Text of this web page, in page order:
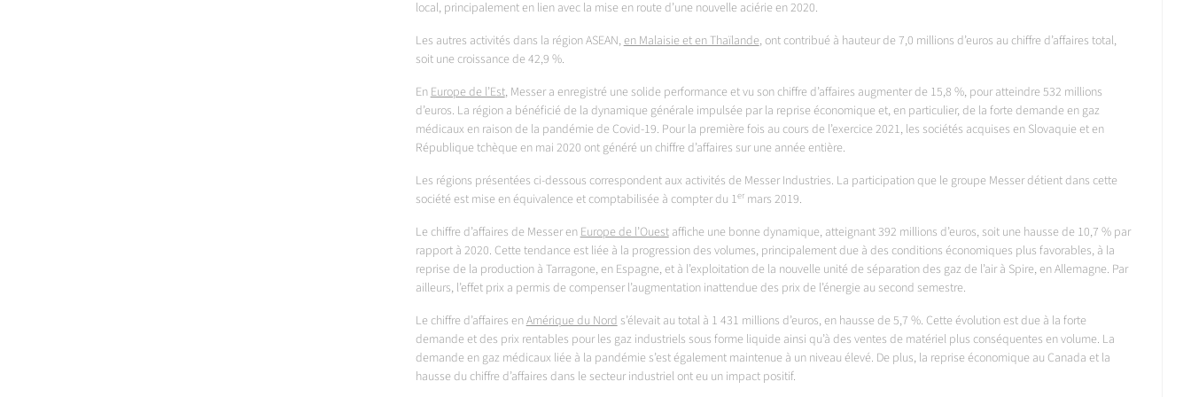
local, principalement en lien avec la mise en route d’une nouvelle aciérie en 2020.
Les autres activités dans la région ASEAN,en Malaisie et en Thaïlande, ont contribué à hauteur de 7,0 millions d’euros au chiffre d’affaires total,
soit une croissance de 42,9 %.
EnEurope de l’Est, Messer a enregistré une solide performance et vu son chiffre d’affaires augmenter de 15,8 %, pour atteindre 532 millions
d’euros. La région a bénéficié de la dynamique générale impulsée par la reprise économique et, en particulier, de la forte demande en gaz
médicaux en raison de la pandémie de Covid-19. Pour la première fois au cours de l’exercice 2021, les sociétés acquises en Slovaquie et en
République tchèque en mai 2020 ont généré un chiffre d’affaires sur une année entière.
Les régions présentées ci-dessous correspondent aux activités de Messer Industries. La participation que le groupe Messer détient dans cette
société est mise en équivalence et comptabilisée à compter du 1ermars 2019.
Le chiffre d’affaires de Messer enEurope de l’Ouestaffiche une bonne dynamique, atteignant 392 millions d’euros, soit une hausse de 10,7 % par
rapport à 2020. Cette tendance est liée à la progression des volumes, principalement due à des conditions économiques plus favorables, à la
reprise de la production à Tarragone, en Espagne, et à l’exploitation de la nouvelle unité de séparation des gaz de l’air à Spire, en Allemagne. Par
ailleurs, l’effet prix a permis de compenser l’augmentation inattendue des prix de l’énergie au second semestre.
Le chiffre d’affaires enAmérique du Nords’élevait au total à 1 431 millions d’euros, en hausse de 5,7 %. Cette évolution est due à la forte
demande et des prix rentables pour les gaz industriels sous forme liquide ainsi qu’à des ventes de matériel plus conséquentes en volume. La
demande en gaz médicaux liée à la pandémie s’est également maintenue à un niveau élevé. De plus, la reprise économique au Canada et la
hausse du chiffre d’affaires dans le secteur industriel ont eu un impact positif.